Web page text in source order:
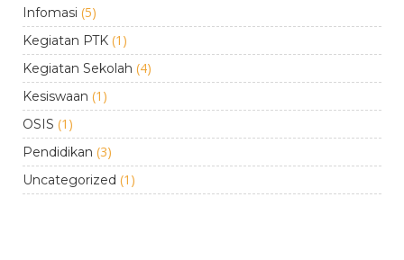
Infomasi (5)
Kegiatan PTK (1)
Kegiatan Sekolah (4)
Kesiswaan (1)
OSIS (1)
Pendidikan (3)
Uncategorized (1)